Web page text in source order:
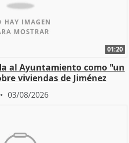
01:20
al Ayuntamiento como "un
viviendas de Jiménez
03/08/2026